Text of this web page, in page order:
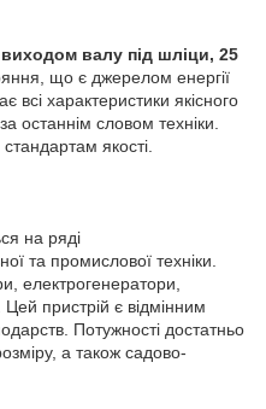
валу під шліци, 25
що є джерелом енергії
всі характеристики якісного
останнім словом техніки.
якості.
на ряді
та промислової техніки.
електрогенератори,
пристрій є відмінним
Потужності достатньо
а також садово-